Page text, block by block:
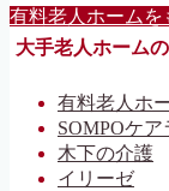
有料老人ホームを
大手老人ホーム
有料老人ホ
SOMPOケ
木下の介護
イリーゼ